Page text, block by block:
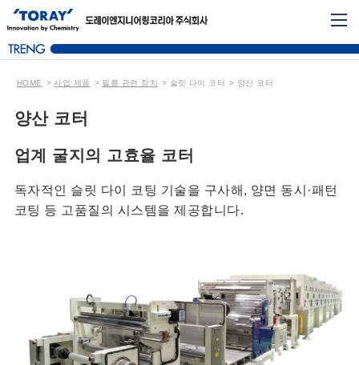
HOME 사업·제품 필름 관련 장치 슬릿 다이 코터 양산 코터
양산 코터
업계 굴지의 고효율 코터
독자적인 슬릿 다이 코팅 기술을 구사해, 양면 동시·패턴
코팅 등 고품질의 시스템을 제공합니다.